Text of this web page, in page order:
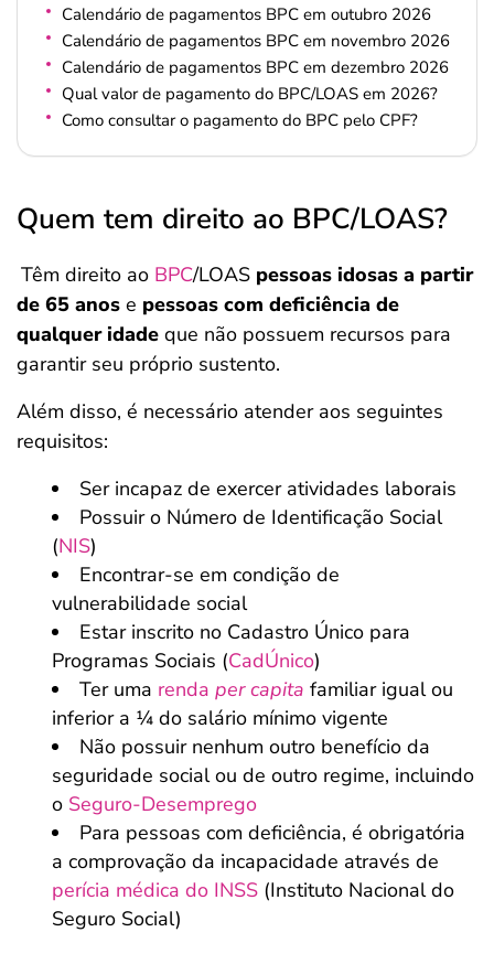
Calendário de pagamentos BPC em outubro 2026
Calendário de pagamentos BPC em novembro 2026
Calendário de pagamentos BPC em dezembro 2026
Qual valor de pagamento do BPC/LOAS em 2026?
Como consultar o pagamento do BPC pelo CPF?
Quem tem direito ao BPC/LOAS?
Têm direito ao BPC/LOAS pessoas idosas a partir
de 65 anos e pessoas com deficiência de
qualquer idade que não possuem recursos para
garantir seu próprio sustento.
Além disso, é necessário atender aos seguintes
requisitos:
Ser incapaz de exercer atividades laborais
Possuir o Número de Identificação Social
(NIS)
Encontrar-se em condição de
vulnerabilidade social
Estar inscrito no Cadastro Único para
Programas Sociais (CadÚnico)
Ter uma renda per capita familiar igual ou
inferior a ¼ do salário mínimo vigente
Não possuir nenhum outro benefício da
seguridade social ou de outro regime, incluindo
o Seguro-Desemprego
Para pessoas com deficiência, é obrigatória
a comprovação da incapacidade através de
perícia médica do INSS (Instituto Nacional do
Seguro Social)